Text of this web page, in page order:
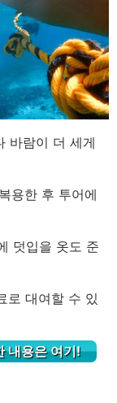
바람이 더 세게
용한 후 투어에
덧입을 옷도 준
로 대여할 수 있
내용은 여기!